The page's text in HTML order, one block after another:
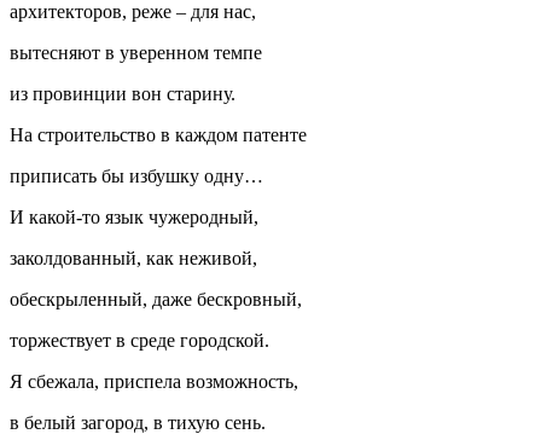
архитекторов, реже – для нас,
вытесняют в уверенном темпе
из провинции вон старину.
На строительство в каждом патенте
приписать бы избушку одну…
И какой-то язык чужеродный,
заколдованный, как неживой,
обескрыленный, даже бескровный,
торжествует в среде городской.
Я сбежала, приспела возможность,
в белый загород, в тихую сень.